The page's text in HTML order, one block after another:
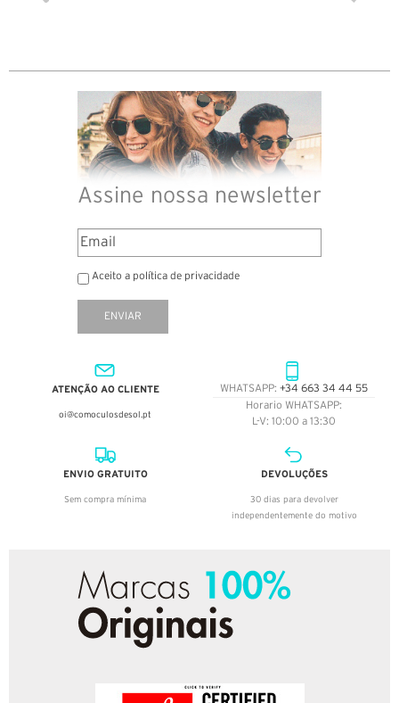
Assine nossa newsletter
Aceito a política de privacidade
ENVIAR
ATENÇÃO AO CLIENTE
oi@comoculosdesol.pt
WHATSAPP: +34 663 34 44 55
Horario WHATSAPP:
L-V: 10:00 a 13:30
ENVIO GRATUITO
Sem compra mínima
DEVOLUÇÕES
30 dias para devolver
independentemente do motivo